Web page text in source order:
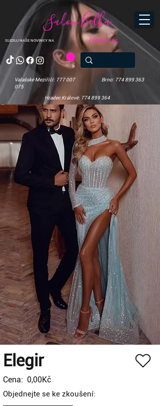
SLEDUJ NAŠE NOVINKY NA
Salon Bella
Valašské Meziříčí: 777 007
075
Brno: 774 899 363
Hradec Králové: 774 899 364
Přihlásit se
Elegir
Cena: 0,00Kč
Objednejte se ke zkoušení: